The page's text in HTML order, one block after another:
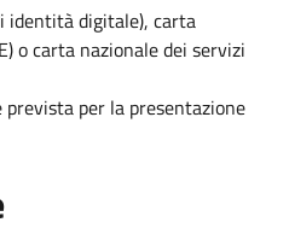
identità digitale), carta
o carta nazionale dei servizi
per la presentazione